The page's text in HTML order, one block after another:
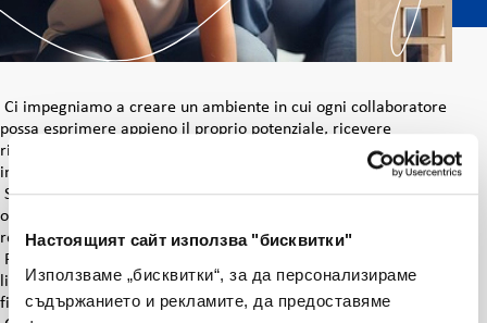
Настоящият сайт използва "бисквитки"
Използваме „бисквитки“, за да персонализираме
съдържанието и рекламите, да предоставяме
Ci impegniamo a creare un ambiente in cui ogni collaboratore
possa esprimere appieno il proprio potenziale, ricevere
riconoscimento per il contributo offerto e sentirsi parte
integrante di un progetto condiviso.
Sin dal primo giorno, il talento viene affiancato da strumenti
operativi, percorsi formativi e mentoring, per costruire
relazioni professionali gratificanti.
Promuoviamo la condivisione, l’apprendimento e l’espressione
libera di idee e raccomandazioni, in un clima di trasparenza e
fiducia.